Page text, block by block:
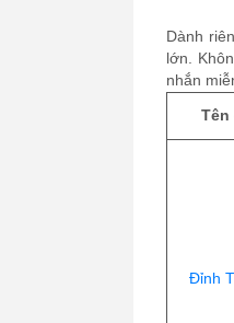
Dành
lớn.
nhắn
Tên
Đỉnh